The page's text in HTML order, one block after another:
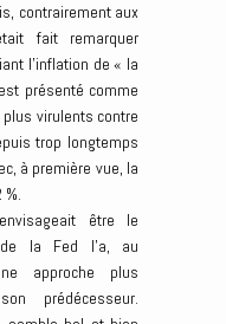
contrairement aux
fait remarquer
l’inflation de « la
présenté comme
virulents contre
trop longtemps
à première vue, la
être le
de la Fed l’a, au
approche plus
prédécesseur.